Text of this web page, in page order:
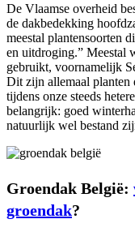
De Vlaamse overheid
de dakbedekking
meestal plantensoorten
en uitdroging.” Meestal
gebruikt, voornamelijk
Dit zijn allemaal planten
tijdens onze steeds
belangrijk: goed
natuurlijk wel bestand
Groendak België:
groendak?